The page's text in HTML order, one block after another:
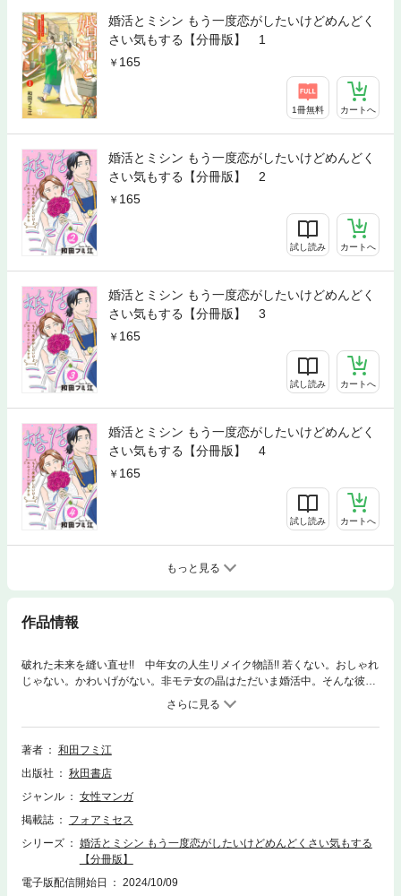
婚活とミシン もう一度恋がしたいけどめんどく
さい気もする【分冊版】 1
165
1冊無料 カートへ
婚活とミシン もう一度恋がしたいけどめんどく
さい気もする【分冊版】 2
165
試し読み カートへ
婚活とミシン もう一度恋がしたいけどめんどく
さい気もする【分冊版】 3
165
試し読み カートへ
婚活とミシン もう一度恋がしたいけどめんどく
さい気もする【分冊版】 4
165
試し読み カートへ
もっと見る
作品情報
破れた未来を縫い直せ!! 中年女の人生リメイク物語!! 若くない。おしゃれ
じゃない。かわいげがない。非モテ女の晶はただいま婚活中。そんな彼女
著者
和田フミ江
出版社
秋田書店
ジャンル
女性マンガ
掲載誌
フォアミセス
シリーズ
婚活とミシン もう一度恋がしたいけどめんどくさい気もする
【分冊版】
電子版配信開始日
2024/10/09